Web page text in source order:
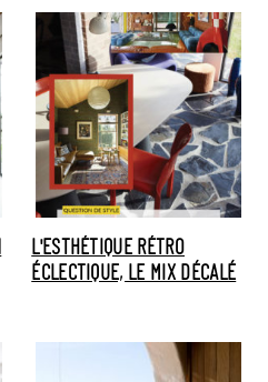
L'ESTHÉTIQUE RÉTRO
ÉCLECTIQUE, LE MIX DÉCALÉ